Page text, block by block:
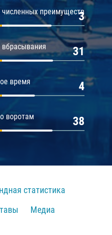
преимуществ
3
31
время 4
воротам 38
статистика
Медиа